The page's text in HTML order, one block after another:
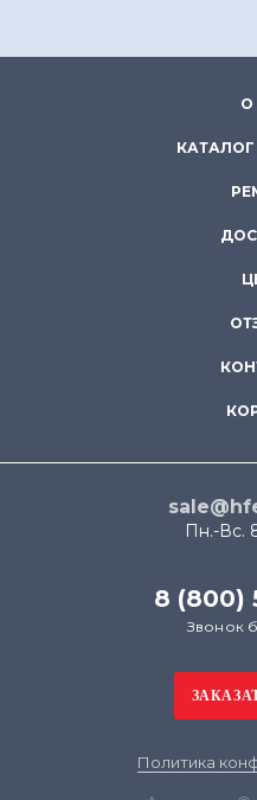
О
КАТАЛОГ
Пн.-Вс.
8 (800)
Звонок
Политика